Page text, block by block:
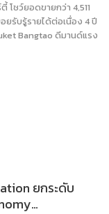
โชว์ยอดขายกว่า 4,511
ยรับรู้รายได้ต่อเนื่อง 4 ปี
Bangtao ดีมานด์แรง
ยกระดับ